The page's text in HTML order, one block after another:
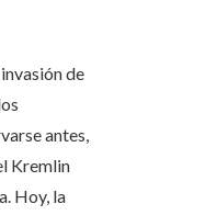
de
antes,
Kremlin
Hoy, la